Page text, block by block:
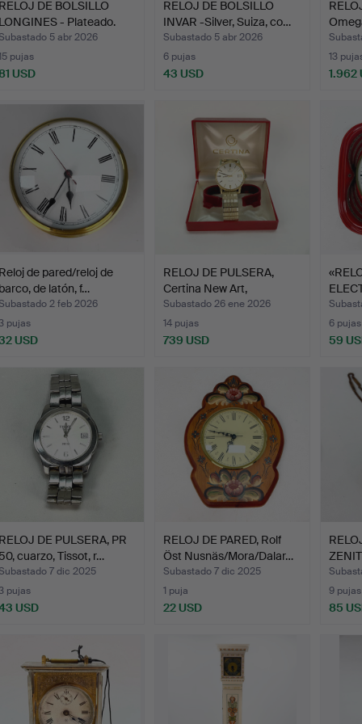
RELOJ DE BOLSILLO
LONGINES - Plateado.
5 abr 2026
pujas
USD
RELOJ DE BOLSILLO
INVAR -Silver, Suiza, co…
Subastado 5 abr 2026
6 pujas
43 USD
13
1.962
Reloj de pared/reloj de
barco, de latón, f…
2 feb 2026
pujas
USD
RELOJ DE PULSERA,
Certina New Art,
automát…
Subastado 26 ene 2026
14 pujas
739 USD
6 pujas
59
RELOJ DE PULSERA, PR
50, cuarzo, Tissot, r…
7 dic 2025
pujas
USD
RELOJ DE PARED, Rolf
Öst Nusnäs/Mora/Dalar…
Subastado 7 dic 2025
1 puja
22 USD
relo…
9 pujas
85